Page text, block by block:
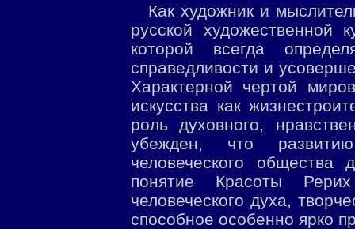
Как художник и
русской художественной
которой всегда
справедливости и
Характерной чертой
искусства как
роль духовного,
убежден, что
человеческого общества
понятие Красоты
человеческого духа,
способное особенно ярко